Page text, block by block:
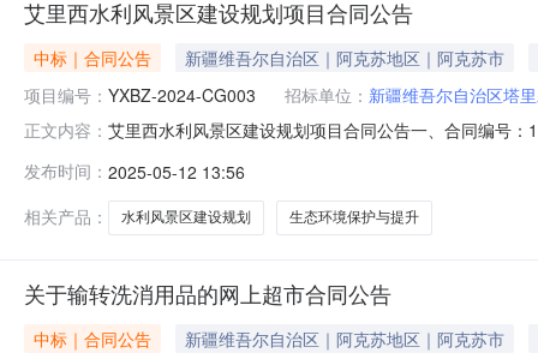
艾里西水利风景区建设规划项目合同公告
中标｜合同公告
新疆维吾尔自治区｜阿克苏地区｜阿克苏市
项目编号： YXBZ-2024-CG003 招标单位： 新疆维吾尔自治区塔
正文内容： 艾里西水利风景区建设规划项目合同公告一、合同编号
157392964569供应商（乙方）：乌鲁木齐市园林设计
发布时间： 2025-05-12 13:56
相关产品：
水利风景区建设规划 生态环境保护与提升
关于输转洗消用品的网上超市合同公告
中标｜合同公告
新疆维吾尔自治区｜阿克苏地区｜阿克苏市